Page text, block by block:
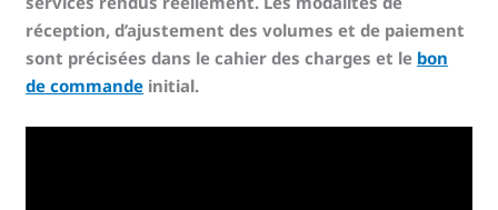
réception, d’ajustement des volumes et de paiement
sont précisées dans le cahier des charges et le bon
de commande initial.